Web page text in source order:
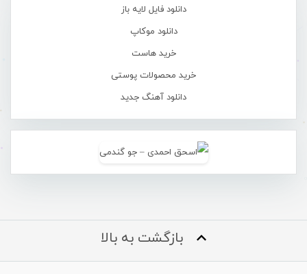
دانلود فایل لایه باز
دانلود موکاپ
خرید هاست
خرید محصولات پوستی
دانلود آهنگ جدید
بازگشت به بالا